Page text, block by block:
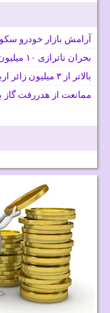
آرامش بازار خودرو
بحران ناترازی ۱۰ میلیون لیتری بنزین لزوم مدیریت تقاضا و اصلاح ساختار
بالاتر از ۳ میلیون زائر اربعین از مرزهای زمینی کشور خارج شدند
ممانعت از هدررفت